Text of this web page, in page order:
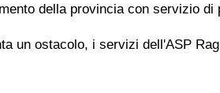
della provincia con servizio di
un ostacolo, i servizi dell'ASP